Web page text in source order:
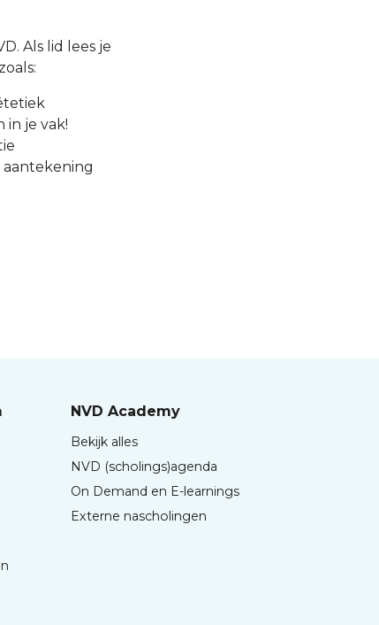
Als lid lees je
in je vak!
aantekening
NVD Academy
Bekijk alles
NVD (scholings)agenda
On Demand en E-learnings
Externe nascholingen